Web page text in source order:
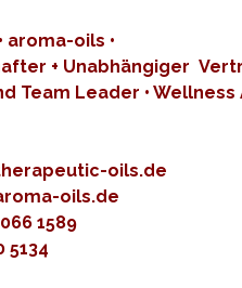
aroma-oils •
+ Unabhängiger
Team Leader • Wellness
oils.de
oils.de
1589
5134